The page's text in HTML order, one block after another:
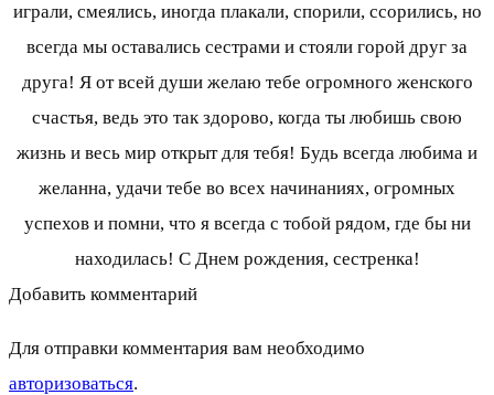
играли, смеялись, иногда плакали, спорили, ссорились, но
всегда мы оставались сестрами и стояли горой друг за
друга! Я от всей души желаю тебе огромного женского
счастья, ведь это так здорово, когда ты любишь свою
жизнь и весь мир открыт для тебя! Будь всегда любима и
желанна, удачи тебе во всех начинаниях, огромных
успехов и помни, что я всегда с тобой рядом, где бы ни
находилась! С Днем рождения, сестренка!
Добавить комментарий
Для отправки комментария вам необходимо
авторизоваться.